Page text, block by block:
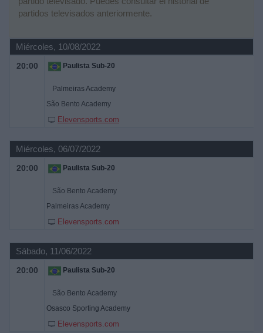
partidos televisados anteriormente.
Miércoles, 10/08/2022
20:00 Paulista Sub-20
Palmeiras Academy
São Bento Academy
Elevensports.com
Miércoles, 06/07/2022
20:00 Paulista Sub-20
São Bento Academy
Palmeiras Academy
Elevensports.com
Sábado, 11/06/2022
20:00 Paulista Sub-20
São Bento Academy
Osasco Sporting Academy
Elevensports.com